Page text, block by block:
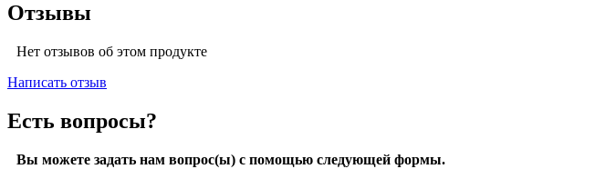
Отзывы
Нет отзывов об этом продукте
Написать отзыв
Есть вопросы?
Вы можете задать нам вопрос(ы) с помощью следующей формы.